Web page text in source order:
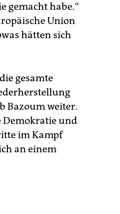
gemacht habe.“
Union
hätten sich
gesamte
Bazoum weiter.
Demokratie und
im Kampf
an einem